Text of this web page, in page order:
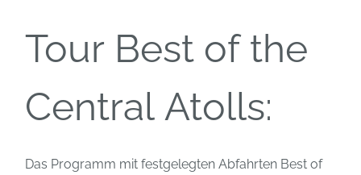
Tour Best of the
Central Atolls:
Das Programm mit festgelegten Abfahrten Best of